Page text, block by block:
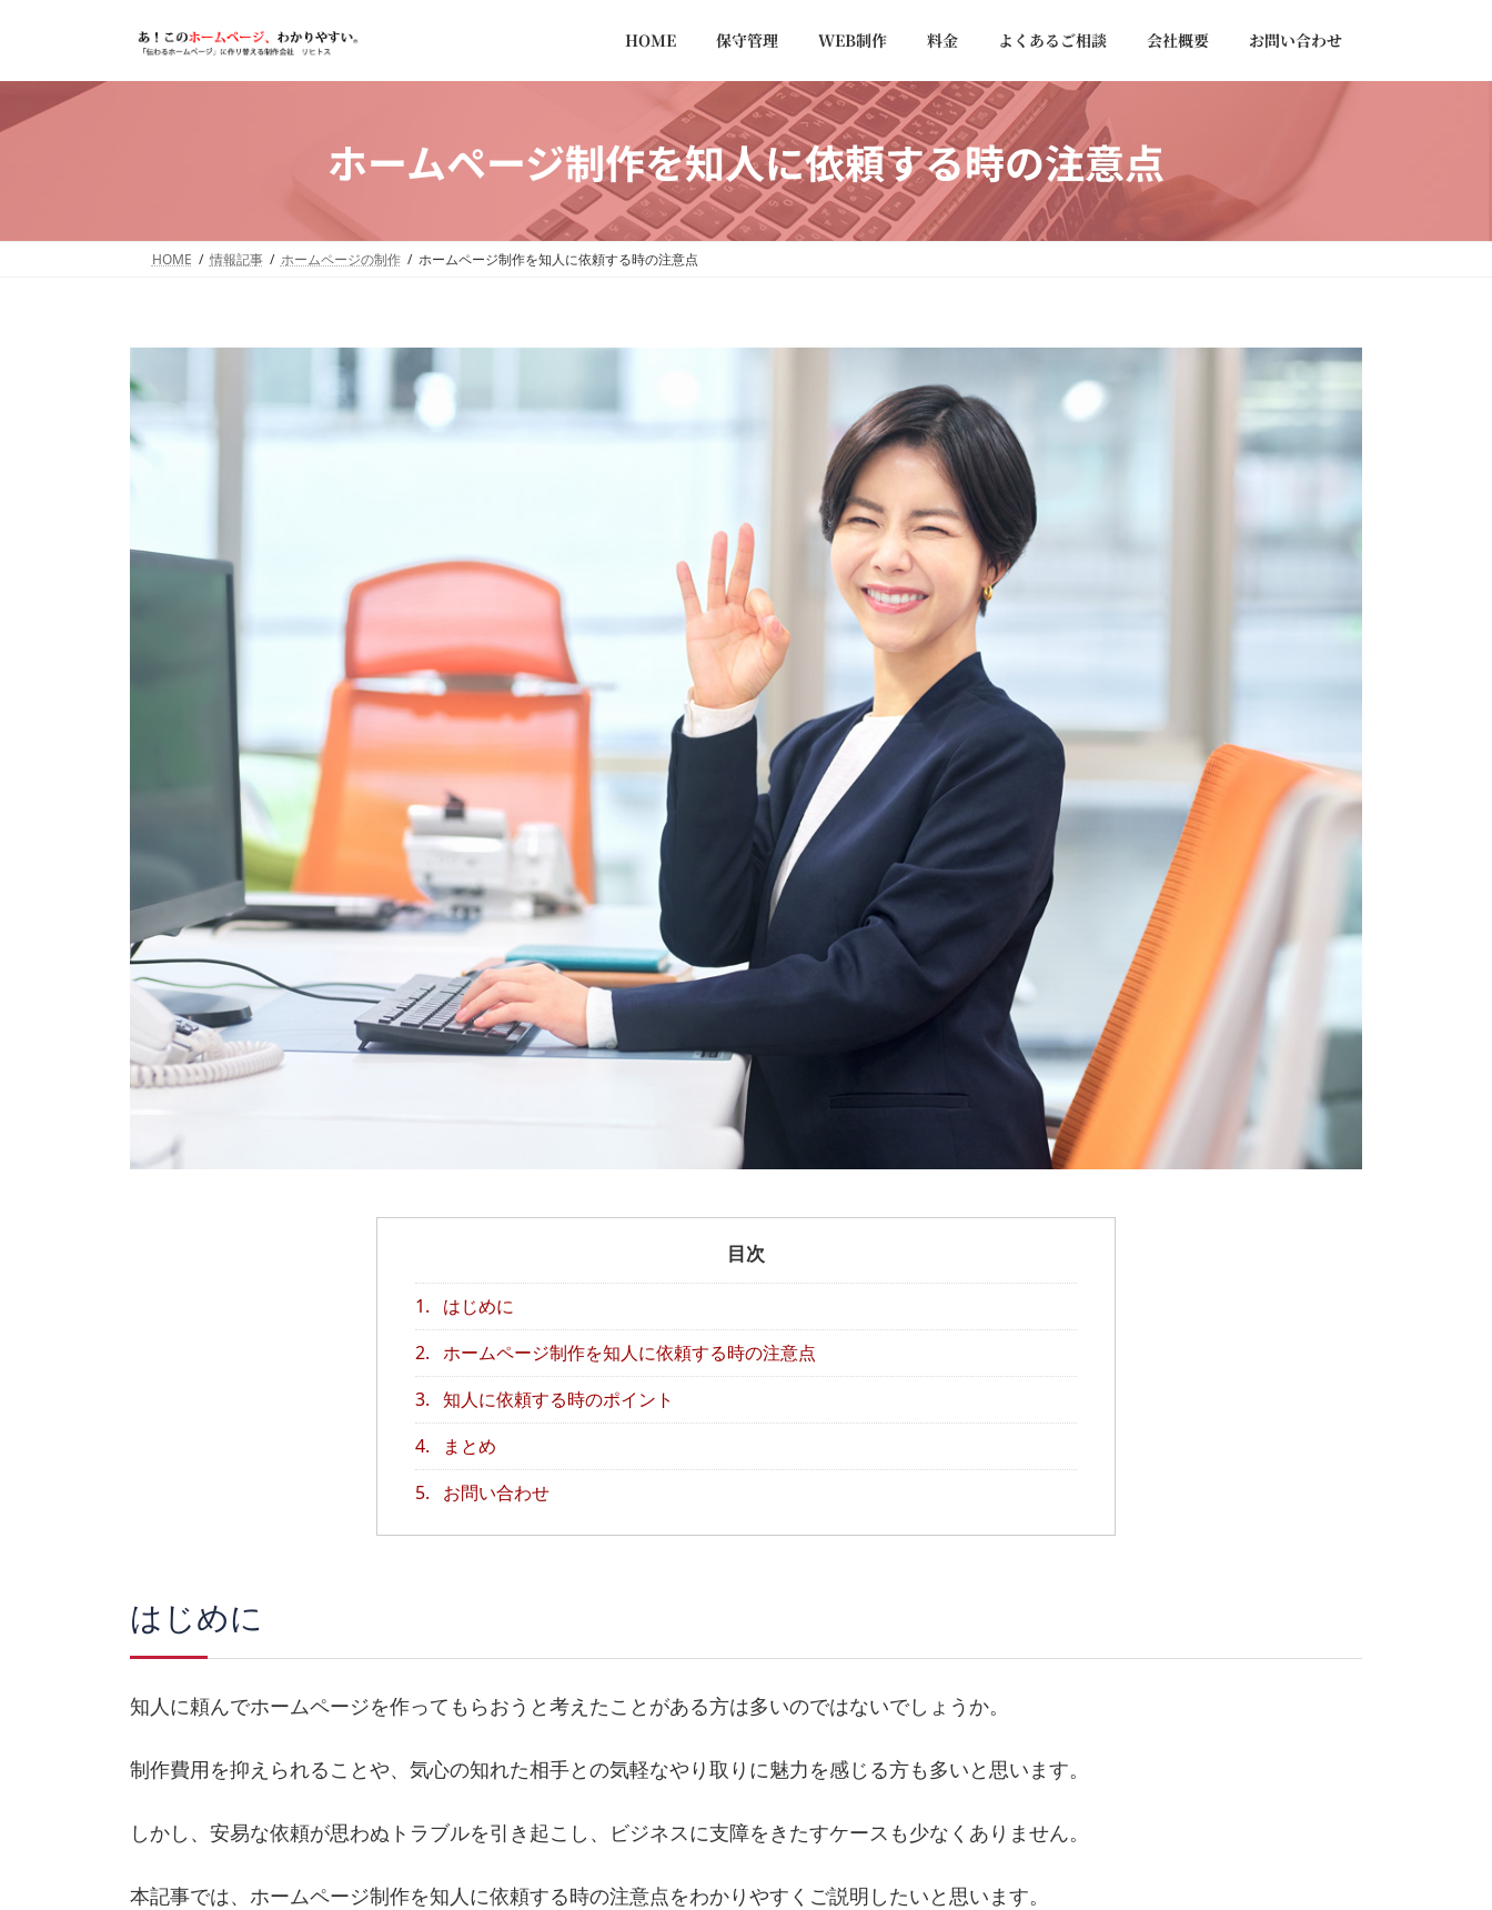
テ
ツ
ゲ
シ
HOME 保守管理 WEB制作 料金 よくあるご相談 会社概要 お問い合わせ
ホームページ制作を知人に依頼する時の注意点
HOME 情報記事 ホームページの制作 ホームページ制作を知人に依頼する時の注意点
目次
1.
はじめに
2. ホームページ制作を知人に依頼する時の注意点
3. 知人に依頼する時のポイント
4.
まとめ
5.
お問い合わせ
はじめに
知人に頼んでホームページを作ってもらおうと考えたことがある方は多いのではないでしょうか。
制作費用を抑えられることや、気心の知れた相手との気軽なやり取りに魅力を感じる方も多いと思います。
しかし、安易な依頼が思わぬトラブルを引き起こし、ビジネスに支障をきたすケースも少なくありません。
本記事では、ホームページ制作を知人に依頼する時の注意点をわかりやすくご説明したいと思います。